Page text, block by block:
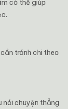
có thể giúp
tránh chi theo
nói chuyện thẳng